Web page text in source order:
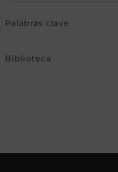
Palabras clave
Biblioteca